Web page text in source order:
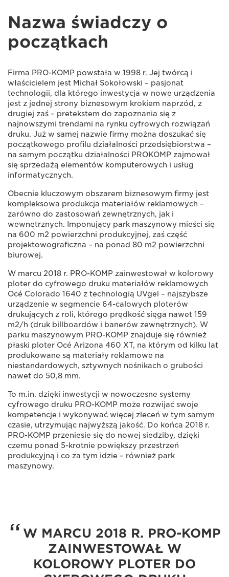
Nazwa świadczy o
początkach
Firma PRO-KOMP powstała w 1998 r. Jej twórcą i
właścicielem jest Michał Sokołowski – pasjonat
technologii, dla którego inwestycja w nowe urządzenia
jest z jednej strony biznesowym krokiem naprzód, z
drugiej zaś – pretekstem do zapoznania się z
najnowszymi trendami na rynku cyfrowych rozwiązań
druku. Już w samej nazwie firmy można doszukać się
początkowego profilu działalności przedsiębiorstwa –
na samym początku działalności PROKOMP zajmował
się sprzedażą elementów komputerowych i usług
informatycznych.
Obecnie kluczowym obszarem biznesowym firmy jest
kompleksowa produkcja materiałów reklamowych –
zarówno do zastosowań zewnętrznych, jak i
wewnętrznych. Imponujący park maszynowy mieści się
na 600 m2 powierzchni produkcyjnej, zaś część
projektowograficzna – na ponad 80 m2 powierzchni
biurowej.
W marcu 2018 r. PRO-KOMP zainwestował w kolorowy
ploter do cyfrowego druku materiałów reklamowych
Océ Colorado 1640 z technologią UVgel – najszybsze
urządzenie w segmencie 64-calowych ploterów
drukujących z roli, którego prędkość sięga nawet 159
m2/h (druk billboardów i banerów zewnętrznych). W
parku maszynowym PRO-KOMP znajduje się również
płaski ploter Océ Arizona 460 XT, na którym od kilku lat
produkowane są materiały reklamowe na
niestandardowych, sztywnych nośnikach o grubości
nawet do 50,8 mm.
To m.in. dzięki inwestycji w nowoczesne systemy
cyfrowego druku PRO-KOMP może rozwijać swoje
kompetencje i wykonywać więcej zleceń w tym samym
czasie, utrzymując najwyższą jakość. Do końca 2018 r.
PRO-KOMP przeniesie się do nowej siedziby, dzięki
czemu ponad 5-krotnie powiększy przestrzeń
produkcyjną i co za tym idzie – również park
maszynowy.
W MARCU 2018 R. PRO-KOMP
ZAINWESTOWAŁ W
KOLOROWY PLOTER DO